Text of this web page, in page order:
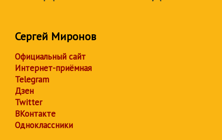
Сергей Миронов
Официальный сайт
Интернет-приёмная
Telegram
Дзен
Twitter
ВКонтакте
Одноклассники